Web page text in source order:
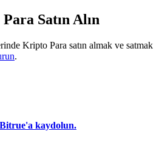
olmak üzere büyük veri analizi.
Satın Alın
Kripto Para satın almak ve satmak
.
kaydolun.